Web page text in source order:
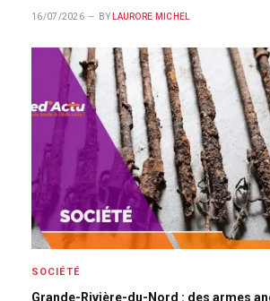
16/07/2026 BY LAURORE MICHEL
SOCIÉTÉ
Grande-Rivière-du-Nord : des armes